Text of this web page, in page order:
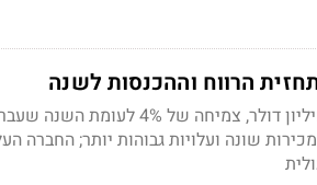
הרווח וההכנסות לשנה
הכנסות מובילאיי ברבעון השלישי עלו ל-504 מיליון דולר, צמיחה
שונה ועלויות גבוהות יותר; החברה